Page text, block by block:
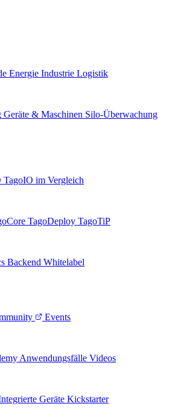
Energie Industrie Logistik
Geräte & Maschinen Silo-Überwachung
TagoIO im Vergleich
TagoDeploy TagoTiP
Backend Whitelabel
Events
Anwendungsfälle Videos
Geräte Kickstarter